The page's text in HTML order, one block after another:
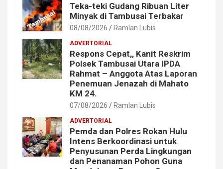
Teka-teki Gudang Ribuan Liter
Minyak di Tambusai Terbakar
08/08/2026 Ramlan Lubis
ADVERTORIAL
Respons Cepat,, Kanit Reskrim
Polsek Tambusai Utara IPDA
Rahmat – Anggota Atas Laporan
Penemuan Jenazah di Mahato
KM 24.
07/08/2026 Ramlan Lubis
ADVERTORIAL
Pemda dan Polres Rokan Hulu
Intens Berkoordinasi untuk
Penyusunan Perda Lingkungan
dan Penanaman Pohon Guna